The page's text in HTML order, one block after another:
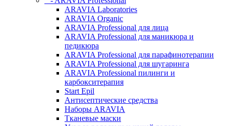
ARAVIA Laboratories
ARAVIA Organic
ARAVIA Professional для лица
ARAVIA Professional для маникюра и
педикюра
ARAVIA Professional для парафинотерапии
ARAVIA Professional для шугаринга
ARAVIA Professional пилинги и
карбокситерапия
Start Epil
Антисептические средства
Наборы ARAVIA
Тканевые маски